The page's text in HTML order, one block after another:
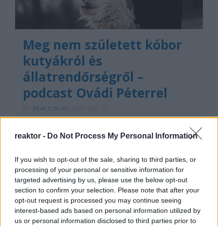
reaktor - Do Not Process My Personal Information
If you wish to opt-out of the sale, sharing to third parties, or
processing of your personal or sensitive information for
targeted advertising by us, please use the below opt-out
section to confirm your selection. Please note that after your
opt-out request is processed you may continue seeing
interest-based ads based on personal information utilized by
us or personal information disclosed to third parties prior to
Meg nem született kóbor
kutyákról és
állatrendőrségről –
podcast Ovádi Péterrel
REAKTOR.HU
Idén jó hírt kaptak az állatok és az állatvédők: a
szilveszterkor. De a jövőben vajon szigorúbb
állatrendőrség? Miért gondolja, hogy a legjobb kóbor
állat az, ami meg sem születik? Mi lesz a hazai
cirkuszi…